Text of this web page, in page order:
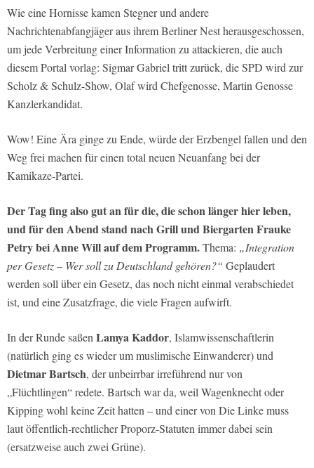
Wie eine Hornisse kamen Stegner und andere
Nachrichtenabfangjäger aus ihrem Berliner Nest herausgeschossen,
um jede Verbreitung einer Information zu attackieren, die auch
diesem Portal vorlag: Sigmar Gabriel tritt zurück, die SPD wird zur
Scholz & Schulz-Show, Olaf wird Chefgenosse, Martin Genosse
Kanzlerkandidat.
Wow! Eine Ära ginge zu Ende, würde der Erzbengel fallen und den
Weg frei machen für einen total neuen Neuanfang bei der
Kamikaze-Partei.
Der Tag fing also gut an für die, die schon länger hier leben,
und für den Abend stand nach Grill und Biergarten Frauke
Petry bei Anne Will auf dem Programm.Thema: „Integration
per Gesetz – Wer soll zu Deutschland gehören?“ Geplaudert
werden soll über ein Gesetz, das noch nicht einmal verabschiedet
ist, und eine Zusatzfrage, die viele Fragen aufwirft.
In der Runde saßen Lamya Kaddor, Islamwissenschaftlerin
(natürlich ging es wieder um muslimische Einwanderer) und
Dietmar Bartsch, der unbeirrbar irreführend nur von
„Flüchtlingen“ redete. Bartsch war da, weil Wagenknecht oder
Kipping wohl keine Zeit hatten – und einer von Die Linke muss
laut öffentlich-rechtlicher Proporz-Statuten immer dabei sein
(ersatzweise auch zwei Grüne).